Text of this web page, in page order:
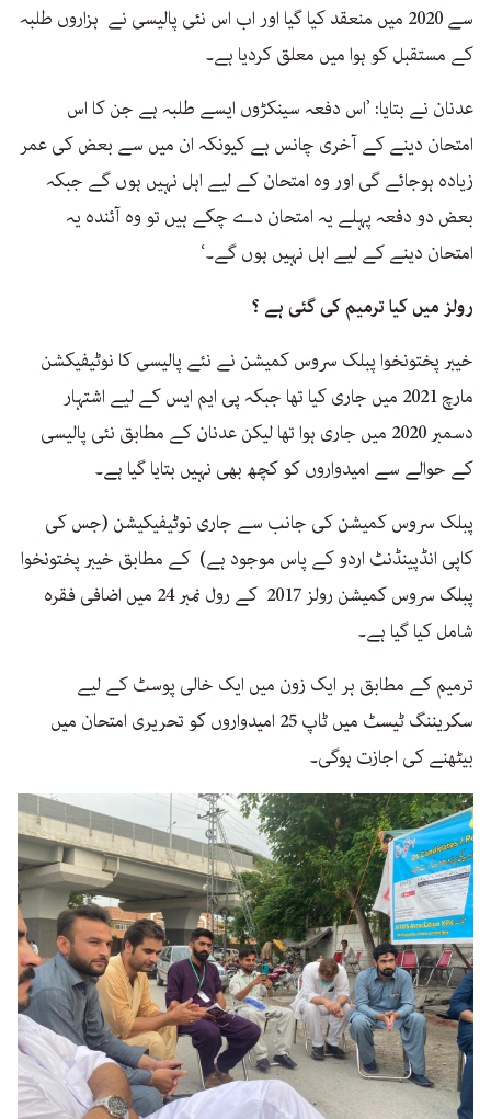
سے 2020 میں منعقد کیا گیا اور اب اس نئی پالیسی نے ہزاروں طلبہ
کے مستقبل کو ہوا میں معلق کردیا ہے۔
عدنان نے بتایا: ’اس دفعہ سینکڑوں ایسے طلبہ ہے جن کا اس
امتحان دینے کے آخری چانس ہے کیونکہ ان میں سے بعض کی عمر
زیادہ ہوجائے گی اور وہ امتحان کے لیے اہل نہیں ہوں گے جبکہ
بعض دو دفعہ پہلے یہ امتحان دے چکے ہیں تو وہ آئندہ یہ
امتحان دینے کے لیے اہل نہیں ہوں گے۔‘
رولز میں کیا ترمیم کی گئی ہے ؟
خیبر پختونخوا پبلک سروس کمیشن نے نئے پالیسی کا نوٹیفیکشن
مارچ 2021 میں جاری کیا تھا جبکہ پی ایم ایس کے لیے اشتہار
دسمبر 2020 میں جاری ہوا تھا لیکن عدنان کے مطابق نئی پالیسی
کے حوالے سے امیدواروں کو کچھ بھی نہیں بتایا گیا ہے۔
پبلک سروس کمیشن کی جانب سے جاری نوٹیفیکیشن (جس کی
کاپی انڈپینڈنٹ اردو کے پاس موجود ہے) کے مطابق خیبر پختونخوا
پبلک سروس کمیشن رولز 2017 کے رول نمبر 24 میں اضافی فقرہ
شامل کیا گیا ہے۔
ترمیم کے مطابق ہر ایک زون میں ایک خالی پوسٹ کے لیے
سکریننگ ٹیسٹ میں ٹاپ 25 امیدواروں کو تحریری امتحان میں
بیٹھنے کی اجازت ہوگی۔